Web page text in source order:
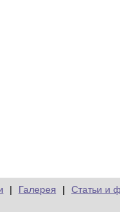
| Галерея | Статьи и